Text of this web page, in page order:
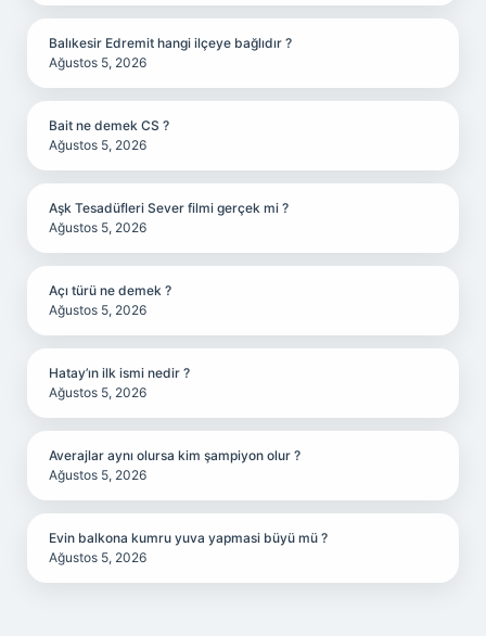
Balıkesir Edremit hangi ilçeye bağlıdır ?
Ağustos 5, 2026
Bait ne demek CS ?
Ağustos 5, 2026
Aşk Tesadüfleri Sever filmi gerçek mi ?
Ağustos 5, 2026
Açı türü ne demek ?
Ağustos 5, 2026
Hatay’ın ilk ismi nedir ?
Ağustos 5, 2026
Averajlar aynı olursa kim şampiyon olur ?
Ağustos 5, 2026
Evin balkona kumru yuva yapmasi büyü mü ?
Ağustos 5, 2026